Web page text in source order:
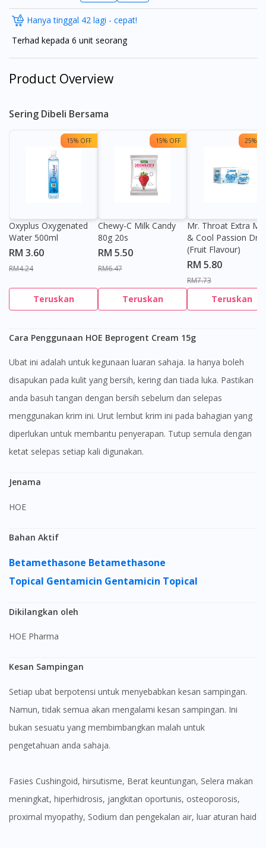
Hanya tinggal 42 lagi - cepat!
Terhad kepada 6 unit seorang
Product Overview
Sering Dibeli Bersama
15% OFF
Oxyplus Oxygenated
Water 500ml
RM 3.60
RM4.24
Teruskan
15% OFF
Chewy-C Milk Candy
80g 20s
RM 5.50
RM6.47
Teruskan
25%
Mr. Throat Extra
& Cool Passion
(Fruit Flavour)
RM 5.80
RM7.73
Teruskan
Cara Penggunaan HOE Beprogent Cream 15g
Ubat ini adalah untuk kegunaan luaran sahaja. Ia hanya boleh
disapukan pada kulit yang bersih, kering dan tiada luka. Pastikan
anda basuh tangan dengan bersih sebelum dan selepas
menggunakan krim ini. Urut lembut krim ini pada bahagian yang
diperlukan untuk membantu penyerapan. Tutup semula dengan
ketat selepas setiap kali digunakan.
Jenama
HOE
Bahan Aktif
Betamethasone Betamethasone
Topical Gentamicin Gentamicin Topical
Dikilangkan oleh
HOE Pharma
Kesan Sampingan
Setiap ubat berpotensi untuk menyebabkan kesan sampingan.
Namun, tidak semua akan mengalami kesan sampingan. Ini
bukan sesuatu yang membimbangkan malah untuk
pengetahuan anda sahaja.
fasies Cushingoid, hirsutisme, Berat keuntungan, Selera makan
meningkat, hiperhidrosis, jangkitan oportunis, osteoporosis,
proximal myopathy, Sodium dan pengekalan air, luar aturan haid